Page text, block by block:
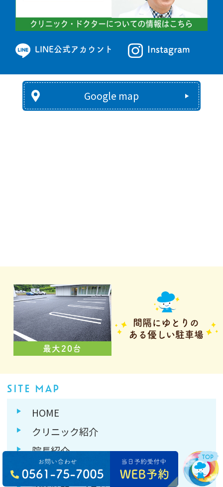
LINE公式アカウント Instagram
Google map
最大20台
間隔にゆとりの
ある優しい駐車場
SITE MAP
HOME
クリニック紹介
院長紹介
初めての方へ